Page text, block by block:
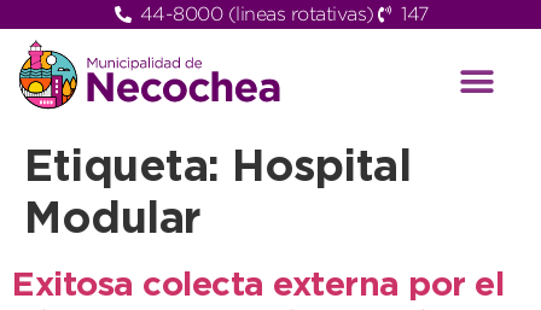
44-8000 (lineas rotativas) 147
Etiqueta:
Hospital
Modular
Exitosa colecta externa por el